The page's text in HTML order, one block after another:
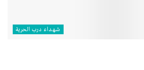
شهداء درب الحرية